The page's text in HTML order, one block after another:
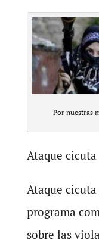
Por nuestras
Ataque cicuta
Ataque
programa
sobre las